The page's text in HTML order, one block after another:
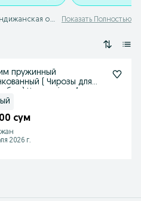
Продажа крепежных изделий Андижанская область Показать Полностью
пружинный
( Чирозы для
сум
2026 г.